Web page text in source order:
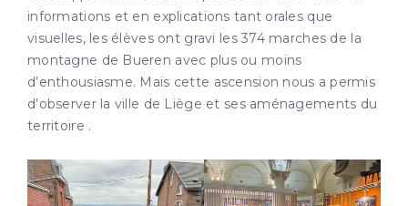
informations et en explications tant orales que
visuelles, les élèves ont gravi les 374 marches de la
montagne de Bueren avec plus ou moins
d’enthousiasme. Mais cette ascension nous a permis
d’observer la ville de Liège et ses aménagements du
territoire .